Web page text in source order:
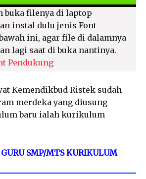
buka filenya di laptop
instal dulu jenis Font
ini, agar file di dalamnya
lagi saat di buka nantinya.
Pendukung
Kemendikbud Ristek sudah
merdeka yang diusung
baru ialah kurikulum
SMP/MTS KURIKULUM